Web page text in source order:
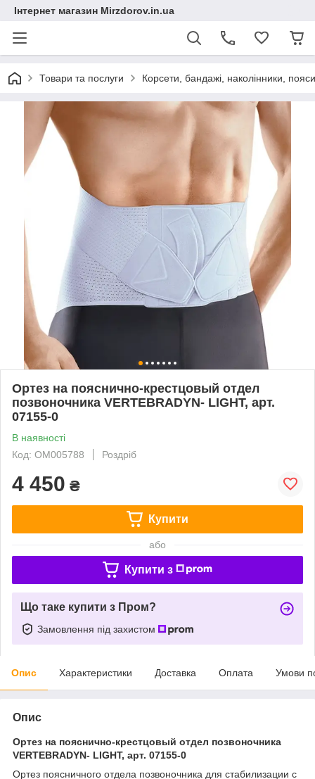
Інтернет магазин Mirzdorov.in.ua
Товари та послуги Корсети, бандажі, наколінники,
Ортез на пояснично-крестцовый отдел
позвоночника VERTEBRADYN- LIGHT, арт.
07155-0
В наявності
Код: ОМ005788
Роздріб
4 450 ₴
Купити
або
Купити з
Що таке купити з Пром?
Замовлення під захистом
Опис Характеристики Доставка Оплата Умови
Опис
Ортез на пояснично-крестцовый отдел позвоночника
VERTEBRADYN- LIGHT, арт. 07155-0
Ортез поясничного отдела позвоночника для стабилизации с